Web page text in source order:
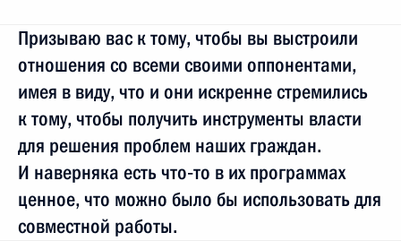
Призываю вас к тому, чтобы вы выстроили
отношения со всеми своими оппонентами,
имея в виду, что и они искренне стремились
к тому, чтобы получить инструменты власти
для решения проблем наших граждан.
И наверняка есть что‑то в их программах
ценное, что можно было бы использовать для
совместной работы.